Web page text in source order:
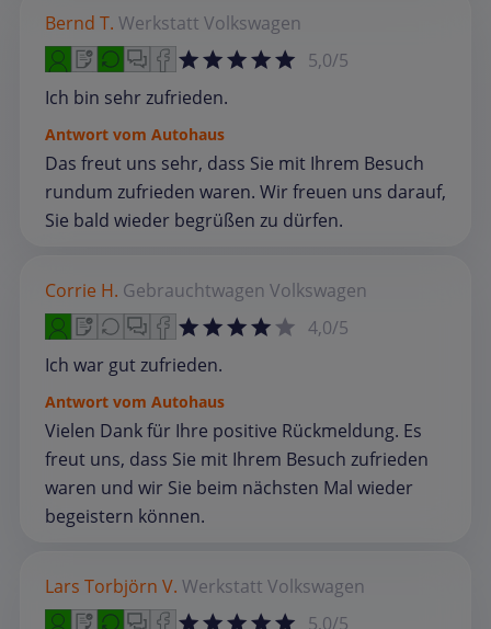
Bernd T. Werkstatt Volkswagen
5,0/5
Ich bin sehr zufrieden.
Antwort vom Autohaus
Das freut uns sehr, dass Sie mit Ihrem Besuch
rundum zufrieden waren. Wir freuen uns darauf,
Sie bald wieder begrüßen zu dürfen.
Corrie H. Gebrauchtwagen Volkswagen
4,0/5
Ich war gut zufrieden.
Antwort vom Autohaus
Vielen Dank für Ihre positive Rückmeldung. Es
freut uns, dass Sie mit Ihrem Besuch zufrieden
waren und wir Sie beim nächsten Mal wieder
begeistern können.
Lars Torbjörn V. Werkstatt Volkswagen
5,0/5